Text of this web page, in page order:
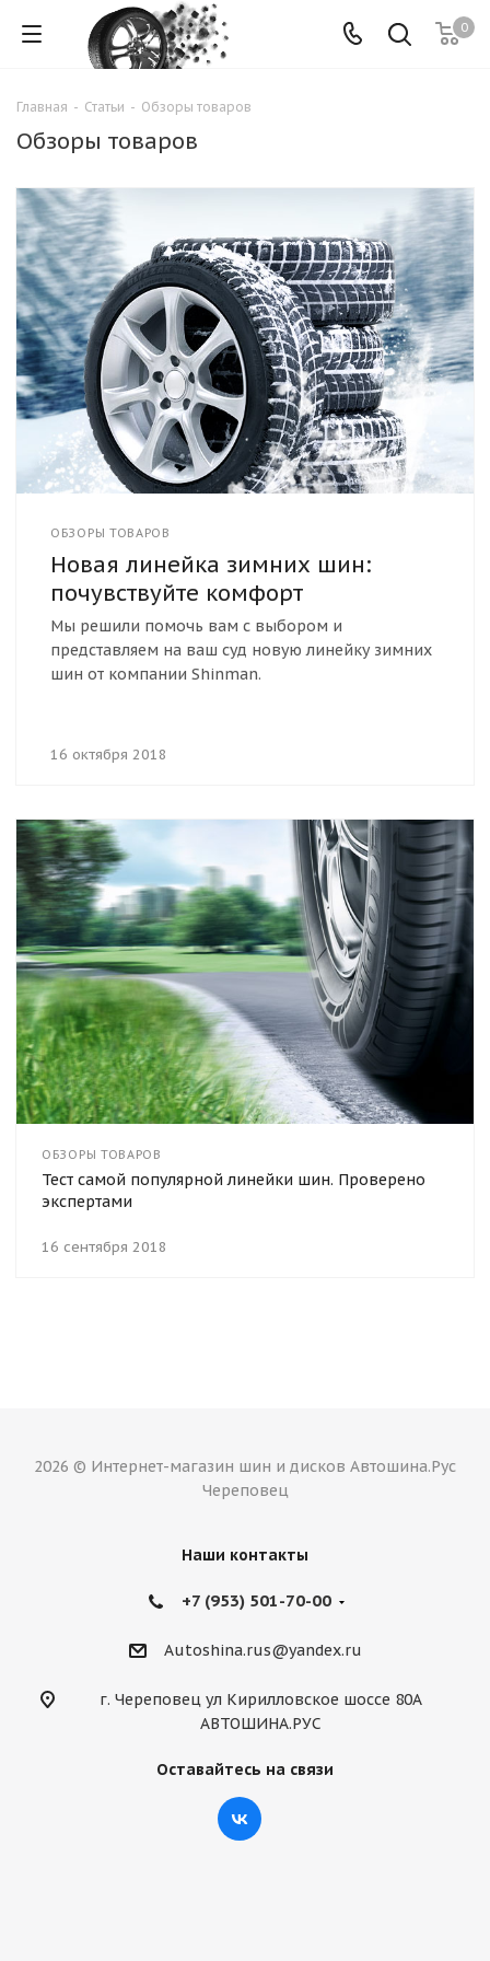
0
Главная - Статьи - Обзоры товаров
Обзоры товаров
ОБЗОРЫ ТОВАРОВ
Новая линейка зимних шин:
почувствуйте комфорт
Мы решили помочь вам с выбором и
представляем на ваш суд новую линейку зимних
шин от компании Shinman.
16 октября 2018
ОБЗОРЫ ТОВАРОВ
Тест самой популярной линейки шин. Проверено
экспертами
16 сентября 2018
2026 © Интернет-магазин шин и дисков Автошина.Рус
Череповец
Наши контакты
+7 (953) 501-70-00
Autoshina.rus@yandex.ru
г. Череповец ул Кирилловское шоссе 80А
АВТОШИНА.РУС
Оставайтесь на связи